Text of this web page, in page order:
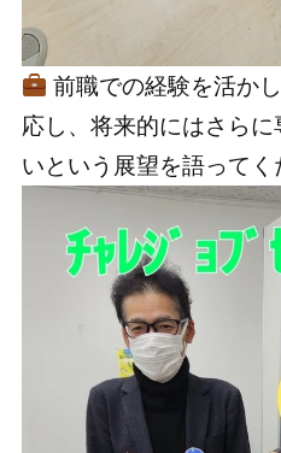
前職での経験を活か
応し、将来的にはさら
いという展望を語ってく